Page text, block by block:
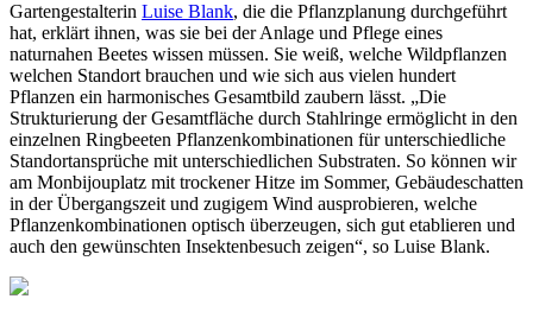
Gartengestalterin Luise Blank, die die Pflanzplanung durchgeführt
hat, erklärt ihnen, was sie bei der Anlage und Pflege eines
naturnahen Beetes wissen müssen. Sie weiß, welche Wildpflanzen
welchen Standort brauchen und wie sich aus vielen hundert
Pflanzen ein harmonisches Gesamtbild zaubern lässt. „Die
Strukturierung der Gesamtfläche durch Stahlringe ermöglicht in den
einzelnen Ringbeeten Pflanzenkombinationen für unterschiedliche
Standortansprüche mit unterschiedlichen Substraten. So können wir
am Monbijouplatz mit trockener Hitze im Sommer, Gebäudeschatten
in der Übergangszeit und zugigem Wind ausprobieren, welche
Pflanzenkombinationen optisch überzeugen, sich gut etablieren und
auch den gewünschten Insektenbesuch zeigen“, so Luise Blank.